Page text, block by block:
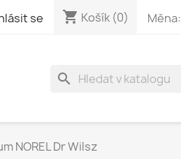
se shopping_cart Košík (0) Měna:
search
NOREL Dr Wilsz